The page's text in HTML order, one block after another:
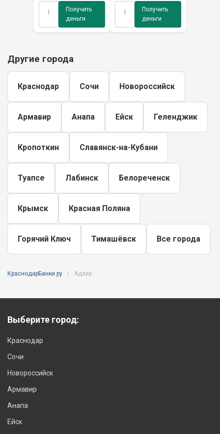
i
Получить
деньги
i
Получить
деньги
Другие города
Краснодар Сочи Новороссийск
Армавир Анапа Ейск Геленджик
Кропоткин Славянск-на-Кубани
Туапсе Лабинск Белореченск
Крымск Красная Поляна
Горячий Ключ Тимашёвск Все города
КраснодарБанки.ру Адлер
Выберите город:
Краснодар
Сочи
Новороссийск
Армавир
Анапа
Ейск